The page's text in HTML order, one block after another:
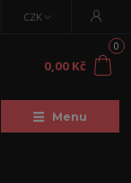
Menu
CZK
0
0,00 Kč